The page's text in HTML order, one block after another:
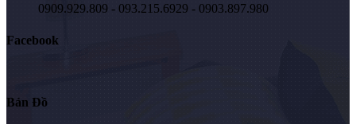
0909.929.809 - 093.215.6929 - 0903.897.980
Facebook
Bản Đồ